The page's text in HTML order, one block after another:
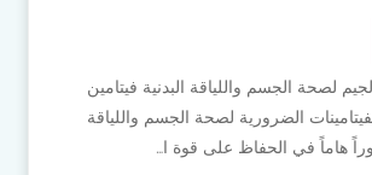
لصحة الجسم واللياقة البدنية فيتامين
الضرورية لصحة الجسم واللياقة
هاماً في الحفاظ على قوة ا…